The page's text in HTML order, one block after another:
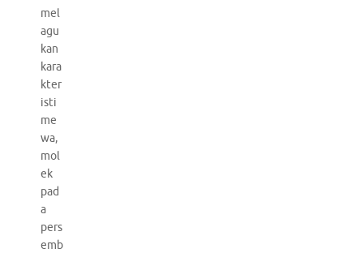
mel
agu
kan
kara
kter
isti
me
wa,
mol
ek
pad
a
pers
emb